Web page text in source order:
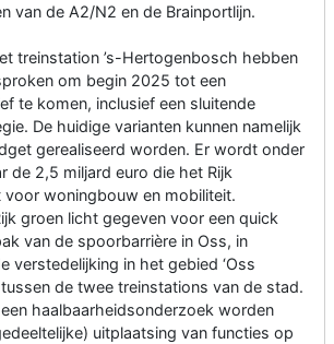
van de A2/N2 en de Brainportlijn.
treinstation ’s-Hertogenbosch hebben
om begin 2025 tot een
te komen, inclusief een sluitende
De huidige varianten kunnen namelijk
gerealiseerd worden. Er wordt onder
de 2,5 miljard euro die het Rijk
woningbouw en mobiliteit.
groen licht gegeven voor een quick
van de spoorbarrière in Oss, in
verstedelijking in het gebied ‘Oss
tussen de twee treinstations van de stad.
haalbaarheidsonderzoek worden
uitplaatsing van functies op